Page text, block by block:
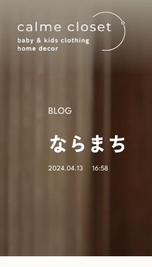
BLOG
ならまち
2024.04.13 16:58